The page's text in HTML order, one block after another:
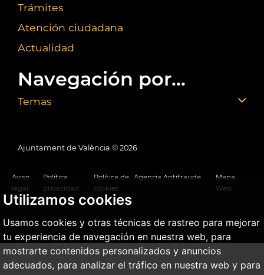
Utilizamos cookies
Usamos cookies y otras técnicas de rastreo para mejorar
tu experiencia de navegación en nuestra web, para
mostrarte contenidos personalizados y anuncios
adecuados, para analizar el tráfico en nuestra web y para
Trámites
Atención ciudadana
Actualidad
Navegación por...
Temas
Ajuntament de València © 2026
Aviso
legal
Política
privacidad
Política de
cookies
Agencia Antifraude
Mapa
Web